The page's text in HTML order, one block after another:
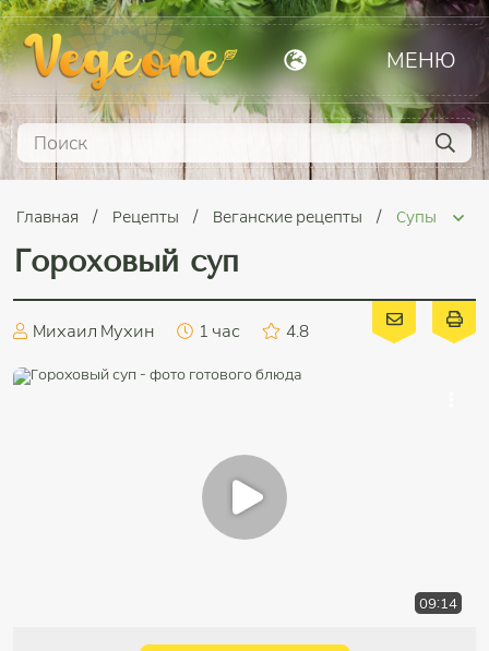
МЕНЮ
Главная Рецепты Веганские рецепты Супы
Гороховый суп
Михаил Мухин 1 час 4.8
09:14